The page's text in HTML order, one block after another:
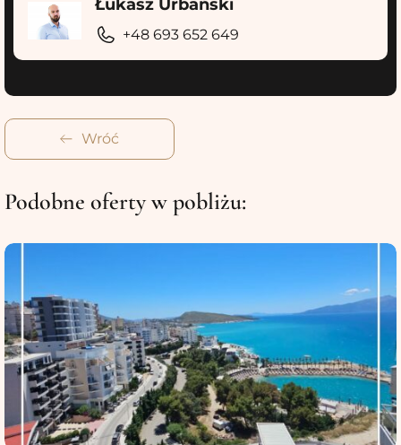
Łukasz Urbański
+48 693 652 649
Wróć
Podobne oferty w pobliżu: